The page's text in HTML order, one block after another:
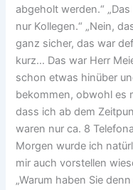
abgeholt werden.“
nur Kollegen.“ „Nein,
ganz sicher, das war
kurz… Das war Herr
schon etwas hinüber
bekommen, obwohl es
dass ich ab dem
waren nur ca. 8
Morgen wurde ich
mir auch vorstellen
„Warum haben Sie